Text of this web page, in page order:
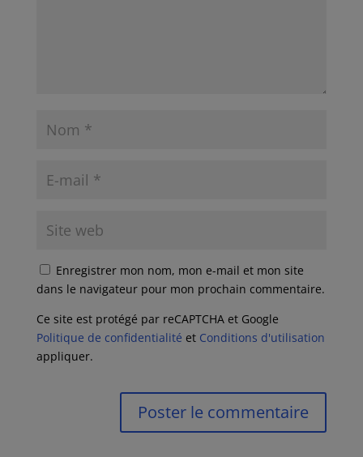
Enregistrer mon nom, mon e-mail et mon site
dans le navigateur pour mon prochain commentaire.
Ce site est protégé par reCAPTCHA et Google
Politique de confidentialité et Conditions d'utilisation
appliquer.